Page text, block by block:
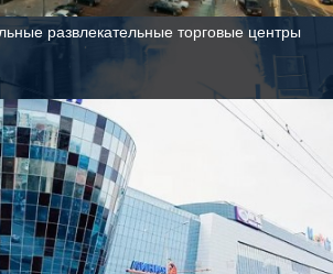
развлекательные торговые центры